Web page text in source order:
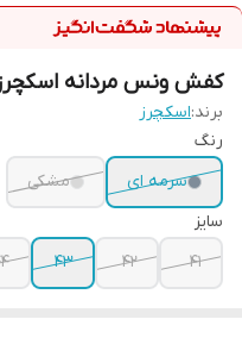
کفش ونس مردانه اسکچرز
برند:اسکچرز
رنگ
سرمه ای
مشکی
سایز
۴۱
۴۲ ۴۳